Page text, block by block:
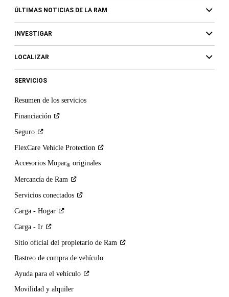
ÚLTIMAS NOTICIAS DE LA RAM
INVESTIGAR
LOCALIZAR
SERVICIOS
Resumen de los servicios
Financiación
Seguro
FlexCare Vehicle Protection
Accesorios Mopar® originales
Mercancía de Ram
Servicios conectados
Carga - Hogar
Carga - Ir
Sitio oficial del propietario de Ram
Rastreo de compra de vehículo
Ayuda para el vehículo
Movilidad y alquiler